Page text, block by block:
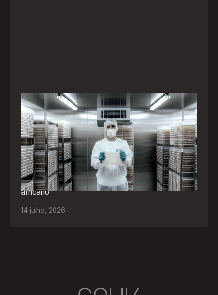
A paranaense Vuelo Pharma é uma das 13
empresas brasileiras selecionadas para
representar o Brasil na maior feira de
negócios de Angola
Empresa participará da FILDA 2026, em Luanda,
levando tecnologias brasileiras para tratamento de
feridas, ostomia e proteção cutânea ao mercado
africano
14 julho 2026